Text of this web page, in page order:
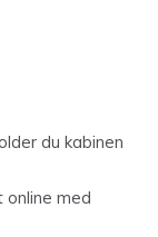
du kabinen
online med